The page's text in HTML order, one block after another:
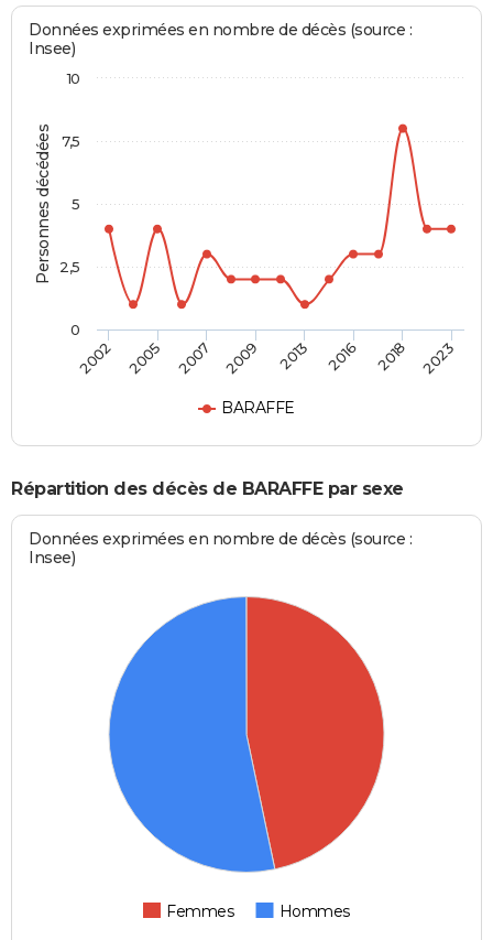
Personnes décédées
Données exprimées en nombre de décès (source :
Insee)
BARAFFE
2002 2005 2007 2009 2013 2016 2018 2023
0
10
2,5
5
7,5
Répartition des décès de BARAFFE par sexe
Données exprimées en nombre de décès (source :
Insee)
Femmes Hommes